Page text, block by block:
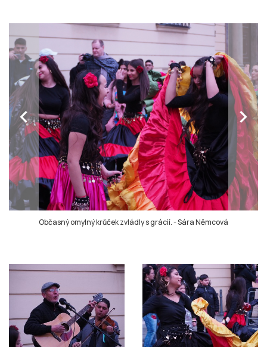
chevron_left chevron_right
Občasný omylný krůček zvládly s grácií.-Sára Němcová